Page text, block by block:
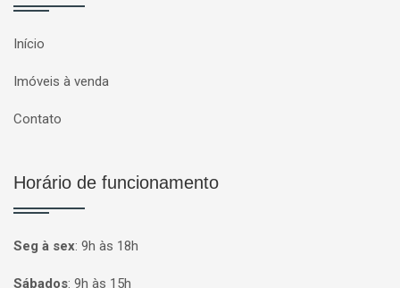
Início
Imóveis à venda
Contato
Horário de funcionamento
Seg à sex: 9h às 18h
Sábados: 9h às 15h